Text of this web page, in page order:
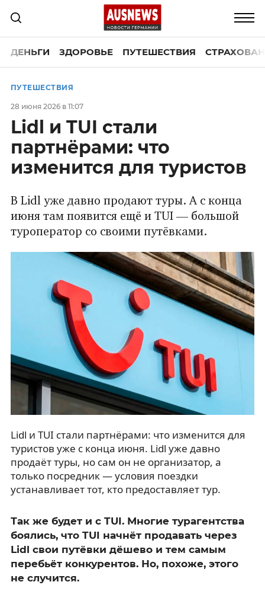
ДЕНЬГИ ЗДОРОВЬЕ ПУТЕШЕСТВИЯ
ПУТЕШЕСТВИЯ
28 июня 2026 в 11:07
Lidl и TUI стали
партнёрами: что
изменится для туристов
В Lidl уже давно продают туры. А с конца
июня там появится ещё и TUI — большой
туроператор со своими путёвками.
Lidl и TUI стали партнёрами: что изменится для
туристов уже с конца июня. Lidl уже давно
продаёт туры, но сам он не организатор, а
только посредник — условия поездки
устанавливает тот, кто предоставляет тур.
Так же будет и с TUI. Многие турагентства
боялись, что TUI начнёт продавать через
Lidl свои путёвки дёшево и тем самым
перебьёт конкурентов. Но, похоже, этого
не случится.